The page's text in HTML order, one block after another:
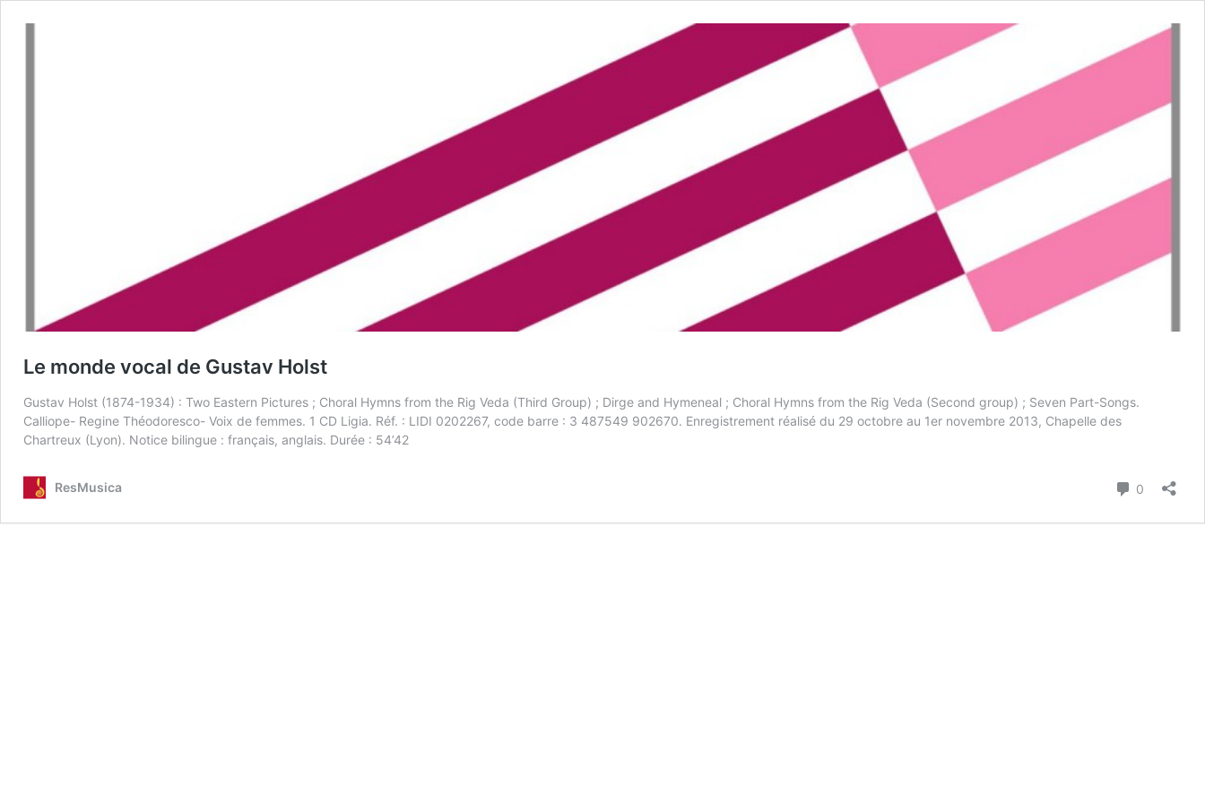
Le monde vocal de Gustav Holst
Gustav Holst (1874-1934) : Two Eastern Pictures ; Choral Hymns from the Rig Veda (Third Group) ; Dirge and Hymeneal ; Choral Hymns from the Rig Veda (Second group) ; Seven Part-Songs.
Calliope- Regine Théodoresco- Voix de femmes. 1 CD Ligia. Réf. : LIDI 0202267, code barre : 3 487549 902670. Enregistrement réalisé du 29 octobre au 1er novembre 2013, Chapelle des
Chartreux (Lyon). Notice bilingue : français, anglais. Durée : 54’42
ResMusica 0